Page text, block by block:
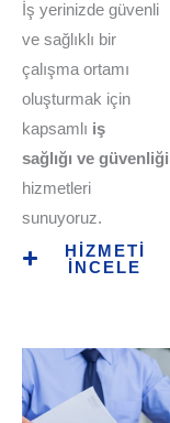
İş yerinizde güvenli
ve sağlıklı bir
çalışma ortamı
oluşturmak için
kapsamlı iş
sağlığı ve güvenliği
hizmetleri
sunuyoruz.
HİZMETİ
İNCELE